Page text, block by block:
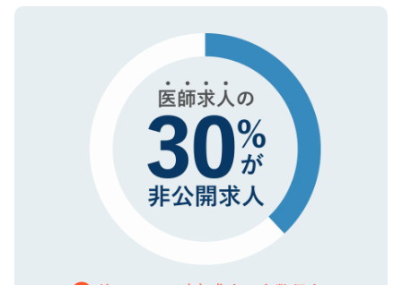
で、機密保持に関してもご安心ください。
ので、まずはご登録ください。